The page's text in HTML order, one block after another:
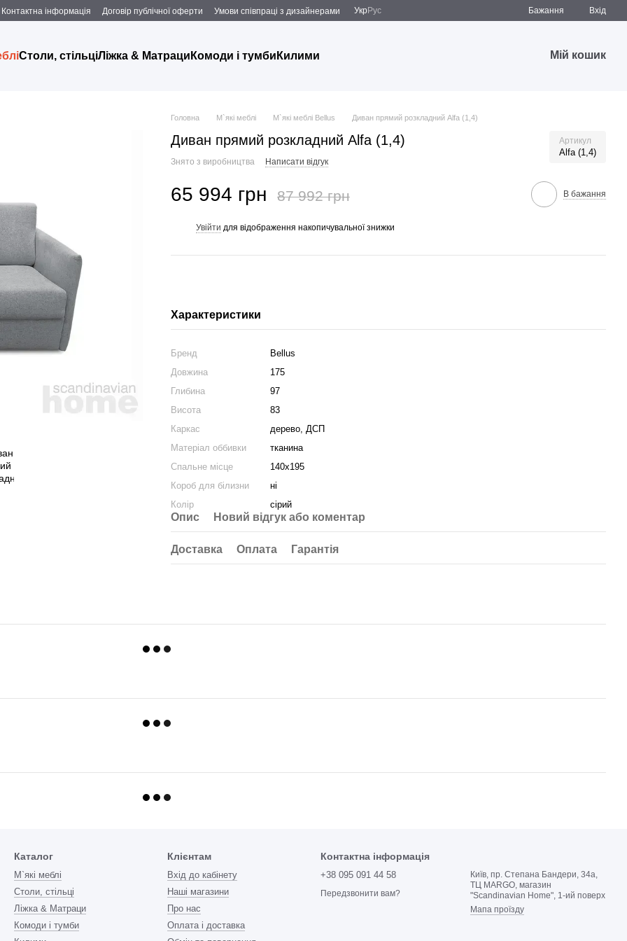
Контактна інформація Договір публічної оферти Умови співпраці з дизайнерами Укр Рус Бажання Вхід
Столи, стільціЛіжка & Матраци Комоди і тумби Килими Мій кошик
Головна М`які меблі М`які меблі Bellus Диван прямий розкладний Alfa (1,4)
Диван прямий розкладний Alfa (1,4) Артикул
Alfa (1,4)
Знято з виробництва Написати відгук
65 994 грн 87 992 грн В бажання
Увійти для відображення накопичувальної знижки
Характеристики
Бренд
Bellus
Довжина
175
Глибина
97
Висота
83
Каркас
дерево, ДСП
Матеріал оббивки
тканина
Спальне місце
140х195
Короб для білизни
ні
Колір
сірий
Опис Новий відгук або коментар
Доставка Оплата Гарантія
Каталог
М`які меблі
Столи, стільці
Ліжка & Матраци
Комоди і тумби
Клієнтам
Вхід до кабінету
Наші магазини
Про нас
Оплата і доставка
Контактна інформація
+38 095 091 44 58
Передзвонити вам?
Київ, пр. Степана Бандери, 34а,
ТЦ MARGO, магазин
"Scandinavian Home", 1-ий поверх
Мапа проїзду